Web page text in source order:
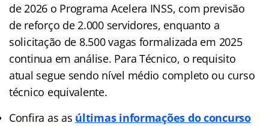
de 2026 o Programa Acelera INSS, com previsão
de reforço de 2.000 servidores, enquanto a
solicitação de 8.500 vagas formalizada em 2025
continua em análise. Para Técnico, o requisito
atual segue sendo nível médio completo ou curso
técnico equivalente.
Confira as as últimas informações do concurso